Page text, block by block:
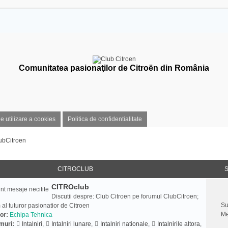
utilizare a cookies Politica de confidentialitate
Comunitatea pasionaţilor de Citroën din România
CITROCLUB
CITROclub
Discutii despre: Club Citroen pe forumul ClubCitroen;
al tuturor pasionatior de Citroen
Echipa Tehnica
Intalniri, Intalniri lunare, Intalniri nationale, Intalnirile altora,